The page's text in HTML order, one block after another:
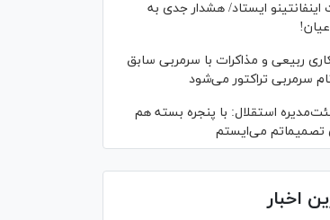
ایستاد/ هشدار جدی به
ربیعی و مذاکرات با سرمربی سابق
سرمربی تراکتور می‌شود
استقلال: با پنجره بسته هم
تصمیماتم می‌ایستم
اخبار